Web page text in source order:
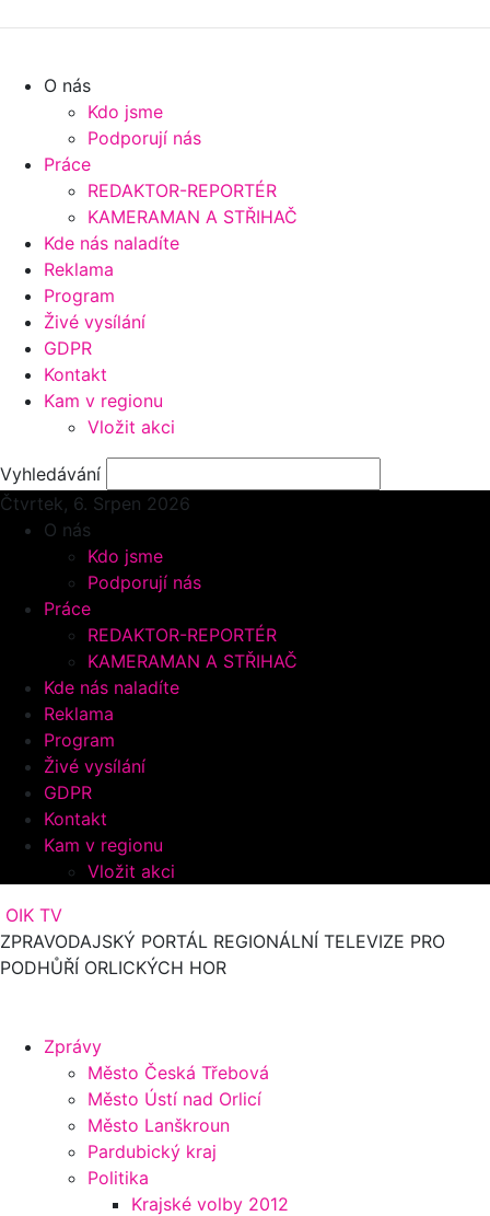
O nás
Kdo jsme
Podporují nás
Práce
REDAKTOR-REPORTÉR
KAMERAMAN A STŘIHAČ
Kde nás naladíte
Reklama
Program
Živé vysílání
GDPR
Kontakt
Kam v regionu
Vložit akci
Vyhledávání
Čtvrtek, 6. Srpen 2026
O nás
Kdo jsme
Podporují nás
Práce
REDAKTOR-REPORTÉR
KAMERAMAN A STŘIHAČ
Kde nás naladíte
Reklama
Program
Živé vysílání
GDPR
Kontakt
Kam v regionu
Vložit akci
OIK TV
ZPRAVODAJSKÝ PORTÁL REGIONÁLNÍ TELEVIZE PRO
PODHŮŘÍ ORLICKÝCH HOR
Zprávy
Město Česká Třebová
Město Ústí nad Orlicí
Město Lanškroun
Pardubický kraj
Politika
Krajské volby 2012